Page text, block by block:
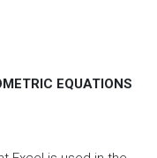
EQUATIONS